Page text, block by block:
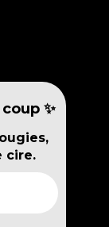
✨
cire.